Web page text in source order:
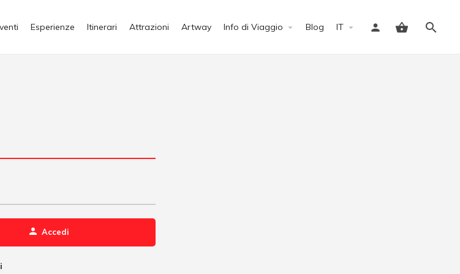
Esperienze Itinerari Attrazioni Artway Info di Viaggio Blog IT
Accedi
Accedi